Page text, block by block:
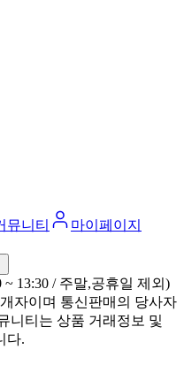
뮤니티
마이페이지
~ 13:30 / 주말,공휴일 제외)
자이며 통신판매의 당사자
니티는 상품 거래정보 및
다.